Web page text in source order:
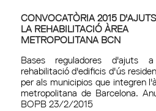
CONVOCATÒRIA 2015
LA REHABILITACIÓ ÀREA
METROPOLITANA BCN
Bases reguladores d'ajuts
rehabilitació d'edificis d'ús
per als municipios que integren
metropolitana de Barcelona.
BOPB 23/2/2015